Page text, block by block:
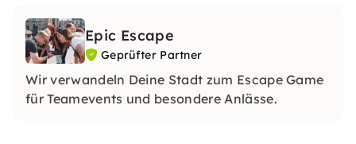
Epic Escape
Geprüfter Partner
Wir verwandeln Deine Stadt zum Escape Game
für Teamevents und besondere Anlässe.